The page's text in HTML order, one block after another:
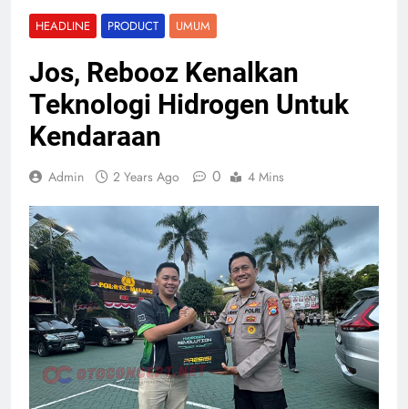
HEADLINE PRODUCT UMUM
Jos, Rebooz Kenalkan
Teknologi Hidrogen Untuk
Kendaraan
Admin 2 Years Ago 0 4 Mins